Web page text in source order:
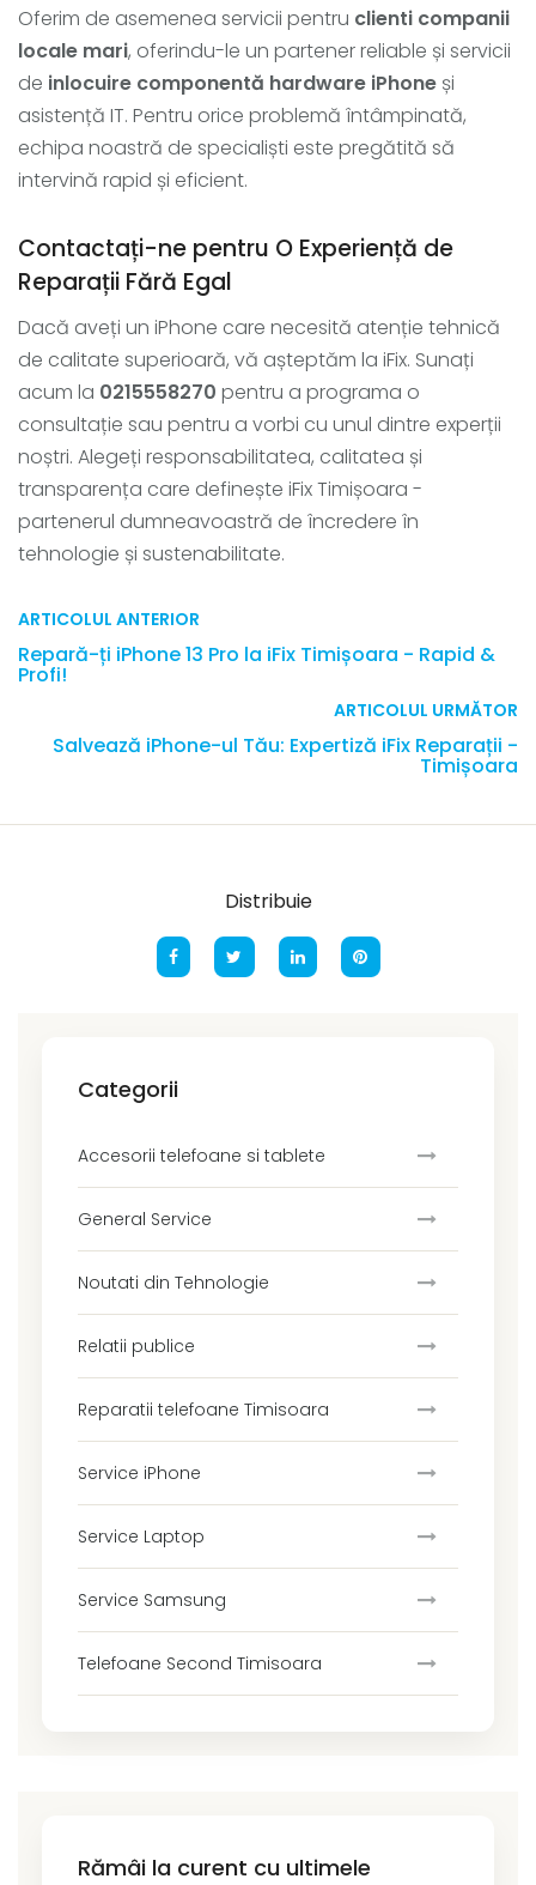
Oferim de asemenea servicii pentru clienti companii
locale mari, oferindu-le un partener reliable și servicii
de inlocuire componentă hardware iPhone și
asistență IT. Pentru orice problemă întâmpinată,
echipa noastră de specialiști este pregătită să
intervină rapid și eficient.
Contactați-ne pentru O Experiență de
Reparații Fără Egal
Dacă aveți un iPhone care necesită atenție tehnică
de calitate superioară, vă așteptăm la iFix. Sunați
acum la 0215558270 pentru a programa o
consultație sau pentru a vorbi cu unul dintre experții
noștri. Alegeți responsabilitatea, calitatea și
transparența care definește iFix Timișoara -
partenerul dumneavoastră de încredere în
tehnologie și sustenabilitate.
ARTICOLUL ANTERIOR
Repară-ți iPhone 13 Pro la iFix Timișoara - Rapid &
Profi!
ARTICOLUL URMĂTOR
Salvează iPhone-ul Tău: Expertiză iFix Reparații -
Timișoara
Distribuie
Categorii
Accesorii telefoane si tablete
General Service
Noutati din Tehnologie
Relatii publice
Reparatii telefoane Timisoara
Service iPhone
Service Laptop
Service Samsung
Telefoane Second Timisoara
Rămâi la curent cu ultimele